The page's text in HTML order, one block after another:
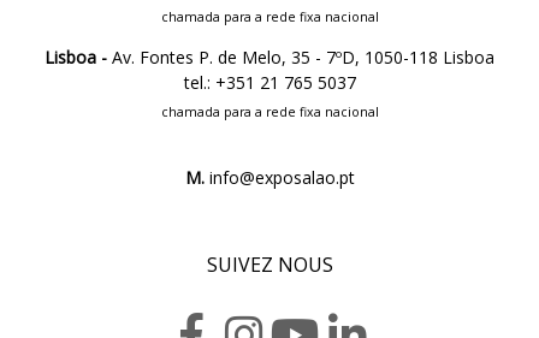
chamada para a rede fixa nacional
Lisboa - Av. Fontes P. de Melo, 35 - 7ºD, 1050-118 Lisboa
tel.: +351 21 765 5037
chamada para a rede fixa nacional
M.info@exposalao.pt
SUIVEZ NOUS